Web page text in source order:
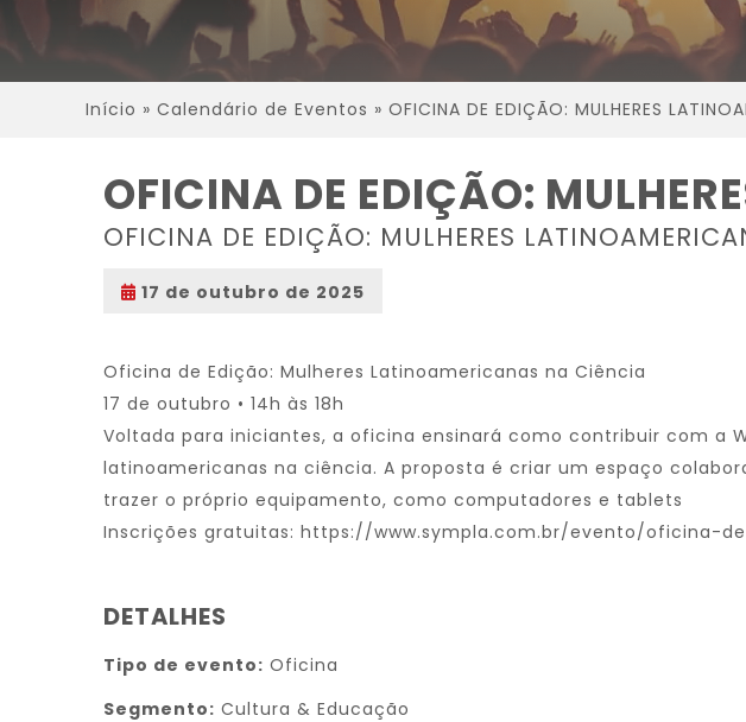
Início » Calendário de Eventos » OFICINA DE EDIÇÃO: MULHERES
OFICINA DE EDIÇÃO:
OFICINA DE EDIÇÃO: MULHERES
17 de outubro de 2025
Oficina de Edição: Mulheres Latinoamericanas na Ciência
17 de outubro • 14h às 18h
Voltada para iniciantes, a oficina ensinará como contribuir com a
latinoamericanas na ciência. A proposta é criar um espaço
trazer o próprio equipamento, como computadores e tablets
Inscrições gratuitas: https://www.sympla.com.br/evento/oficina-
DETALHES
Tipo de evento: Oficina
Segmento: Cultura & Educação